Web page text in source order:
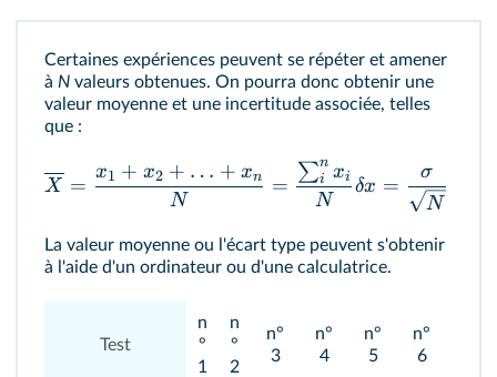
Certaines expériences peuvent se répéter et amener
à N valeurs obtenues. On pourra donc obtenir une
valeur moyenne et une incertitude associée, telles
que :
X =
N
x1 + x2 + … + xn =
N
∑i
n xi δx =
N
σ
La valeur moyenne ou l'écart type peuvent s'obtenir
à l'aide d'un ordinateur ou d'une calculatrice.
Test
n
°
1
n
°
2
n°
3
n°
4
n°
5
n°
6